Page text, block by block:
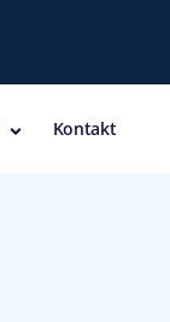
Kontakt